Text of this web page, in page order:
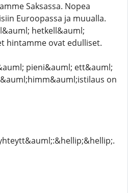
Saksassa. Nopea
Euroopassa ja muualla.
hetkell&auml;
hintamme ovat edulliset.
pieni&auml; ett&auml;
on